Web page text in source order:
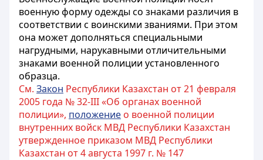
военную форму одежды со знаками различия в
соответствии с воинскими званиями. При этом
она может дополняться специальными
нагрудными, нарукавными отличительными
знаками военной полиции установленного
образца.
См. Закон Республики Казахстан от 21 февраля
2005 года № 32-III «Об органах военной
полиции», положение о военной полиции
внутренних войск МВД Республики Казахстан
утвержденное приказом МВД Республики
Казахстан от 4 августа 1997 г. № 147